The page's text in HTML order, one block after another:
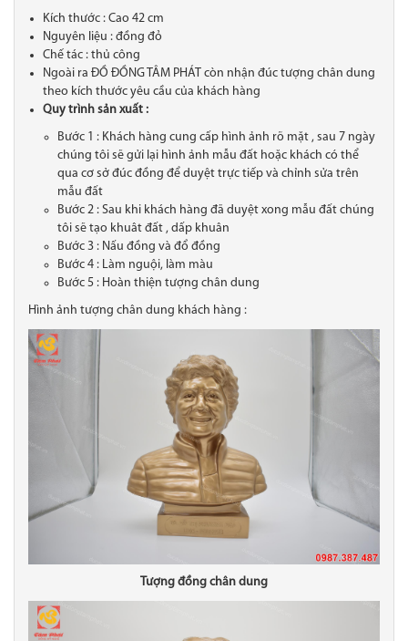
Kích thước : Cao 42 cm
Nguyên liệu : đồng đỏ
Chế tác : thủ công
Ngoài ra ĐỒ ĐỒNG TÂM PHÁT còn nhận đúc tượng chân dung
theo kích thước yêu cầu của khách hàng
Quy trình sản xuất :
Bước 1 : Khách hàng cung cấp hình ảnh rõ mặt , sau 7 ngày
chúng tôi sẽ gửi lại hình ảnh mẫu đất hoặc khách có thể
qua cơ sở đúc đồng để duyệt trực tiếp và chỉnh sửa trên
mẫu đất
Bước 2 : Sau khi khách hàng đã duyệt xong mẫu đất chúng
tôi sẽ tạo khuât đất , dấp khuân
Bước 3 : Nấu đồng và đổ đồng
Bước 4 : Làm nguội, làm màu
Bước 5 : Hoàn thiện tượng chân dung
Hình ảnh tượng chân dung khách hàng :
Tượng đồng chân dung